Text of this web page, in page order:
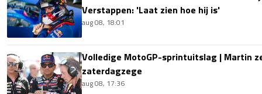
Verstappen: 'Laat zien hoe hij is'
aug 08, 18:01
Volledige MotoGP-sprintuitslag | Martin
zaterdagzege
aug 08, 17:36